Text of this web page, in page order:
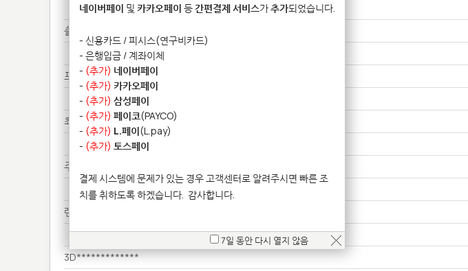
Fo********
출력****************
출력****************
프라*************
프라*************
최소***************
최소***************
주문*********
주문*********
렌더***************
렌더***************
3D*************
네이버페이 및 카카오페이 등간편결제 서비스가추가되었습니다.
- 신용카드 / 피시스(연구비카드)
- 은행입금 / 계좌이체
- (추가) 네이버페이
- (추가) 카카오페이
- (추가) 삼성페이
- (추가) 페이코(PAYCO)
- (추가) L.페이(L.pay)
- (추가) 토스페이
결제 시스템에 문제가 있는 경우 고객센터로 알려주시면 빠른 조
치를 취하도록 하겠습니다. 감사합니다.
7일 동안 다시 열지 않음